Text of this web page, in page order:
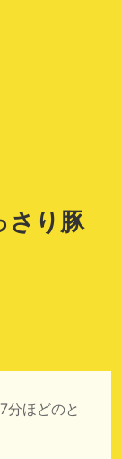
さり豚
分ほどのと